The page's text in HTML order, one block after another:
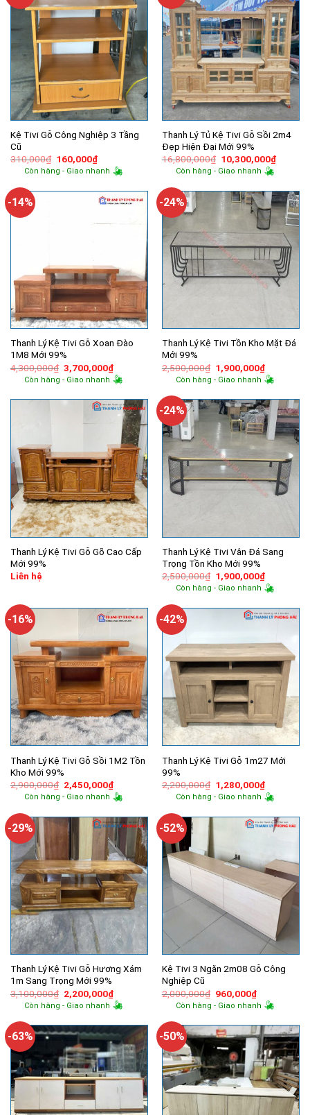
Kệ Tivi Gỗ Công Nghiệp 3 Tầng
Cũ
310,000₫ Giá
gốc
là:
160,000₫Giá
hiện
tại
160,000₫.
Còn hàng - Giao nhanh
Thanh Lý Tủ Kệ Tivi Gỗ Sồi 2m4
Đẹp Hiện Đại Mới 99%
16,800,000₫ Giá
gốc
là:
10,300,000₫Giá
hiện
Còn hàng - Giao nhanh
-14%
Thanh Lý Kệ Tivi Gỗ Xoan Đào
1M8 Mới 99%
4,300,000₫ Giá
gốc
là:
3,700,000₫Giá
hiện
tại
3,700,000₫.
Còn hàng - Giao nhanh
-24%
Thanh Lý Kệ Tivi Tồn Kho Mặt Đá
Mới 99%
2,500,000₫ Giá
gốc
là:
1,900,000₫Giá
hiện
tại
Còn hàng - Giao nhanh
Thanh Lý Kệ Tivi Gỗ Gõ Cao Cấp
Mới 99%
Liên hệ
-24%
Thanh Lý Kệ Tivi Vân Đá Sang
Trọng Tồn Kho Mới 99%
2,500,000₫ Giá
gốc
là:
1,900,000₫Giá
hiện
tại
Còn hàng - Giao nhanh
-16%
Thanh Lý Kệ Tivi Gỗ Sồi 1M2 Tồn
Kho Mới 99%
2,900,000₫ Giá
gốc
là:
2,450,000₫Giá
hiện
tại
2,450,000₫.
Còn hàng - Giao nhanh
-42%
Thanh Lý Kệ Tivi Gỗ 1m27 Mới
99%
2,200,000₫ Giá
gốc
là:
1,280,000₫Giá
hiện
tại
Còn hàng - Giao nhanh
-29%
Thanh Lý Kệ Tivi Gỗ Hương Xám
1m Sang Trọng Mới 99%
3,100,000₫ Giá
gốc
là:
2,200,000₫Giá
hiện
tại
2,200,000₫.
Còn hàng - Giao nhanh
-52%
Kệ Tivi 3 Ngăn 2m08 Gỗ Công
Nghiệp Cũ
2,000,000₫ Giá
gốc
là:
960,000₫Giá
hiện
tại
960,000₫.
Còn hàng - Giao nhanh
-63% -50%